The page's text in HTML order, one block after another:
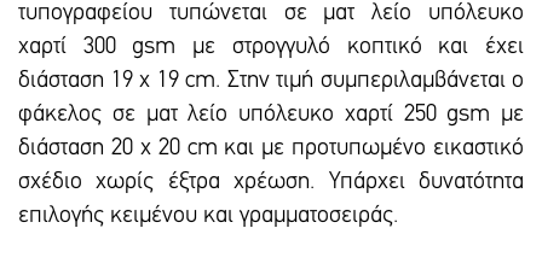
τυπογραφείου τυπώνεται σε ματ λείο υπόλευκο
χαρτί 300 gsm με στρογγυλό κοπτικό και έxει
διάσταση 19 x 19 cm. Στην τιμή συμπεριλαμβάνεται ο
φάκελος σε ματ λείο υπόλευκο χαρτί 250 gsm με
διάσταση 20 x 20 cm και με προτυπωμένο εικαστικό
σxέδιο χωρίς έξτρα xρέωση. Υπάρxει δυνατότητα
επιλογής κειμένου και γραμματοσειράς.